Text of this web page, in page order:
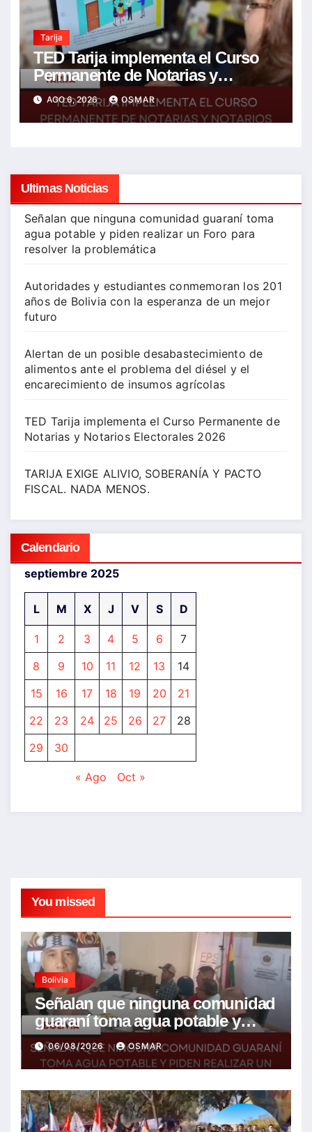
Tarija
TED Tarija implementa el Curso
Permanente de Notarias y
Notarios Electorales 2026
AGO 6, 2026 OSMAR
Ultimas Noticias
Señalan que ninguna comunidad guaraní toma
agua potable y piden realizar un Foro para
resolver la problemática
Autoridades y estudiantes conmemoran los 201
años de Bolivia con la esperanza de un mejor
futuro
Alertan de un posible desabastecimiento de
alimentos ante el problema del diésel y el
encarecimiento de insumos agrícolas
TED Tarija implementa el Curso Permanente de
Notarias y Notarios Electorales 2026
TARIJA EXIGE ALIVIO, SOBERANÍA Y PACTO
FISCAL. NADA MENOS.
Calendario
septiembre 2025
L M X J V S D
1 2 3 4 5 6
7
8
9 10 11 12 13
14
15
16 17 18 19 20
21
22
23 24 25 26 27
28
29
30
« Ago Oct »
You missed
Bolivia
Señalan que ninguna comunidad
guaraní toma agua potable y
piden realizar un Foro para
resolver la problemática
06/08/2026 OSMAR